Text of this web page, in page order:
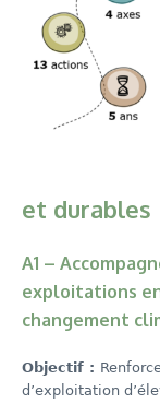
et durables
A1 –
exploitations
changement
Objectif :
d’exploitation